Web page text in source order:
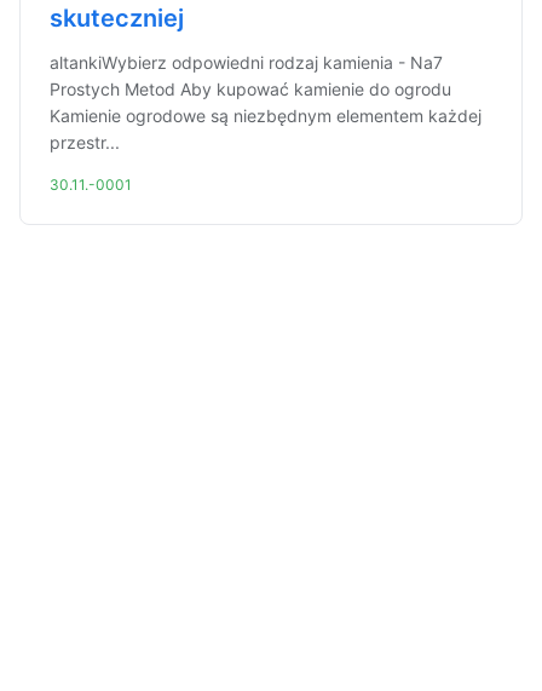
skuteczniej
altankiWybierz odpowiedni rodzaj kamienia - Na7
Prostych Metod Aby kupować kamienie do ogrodu
Kamienie ogrodowe są niezbędnym elementem każdej
przestr...
30.11.-0001